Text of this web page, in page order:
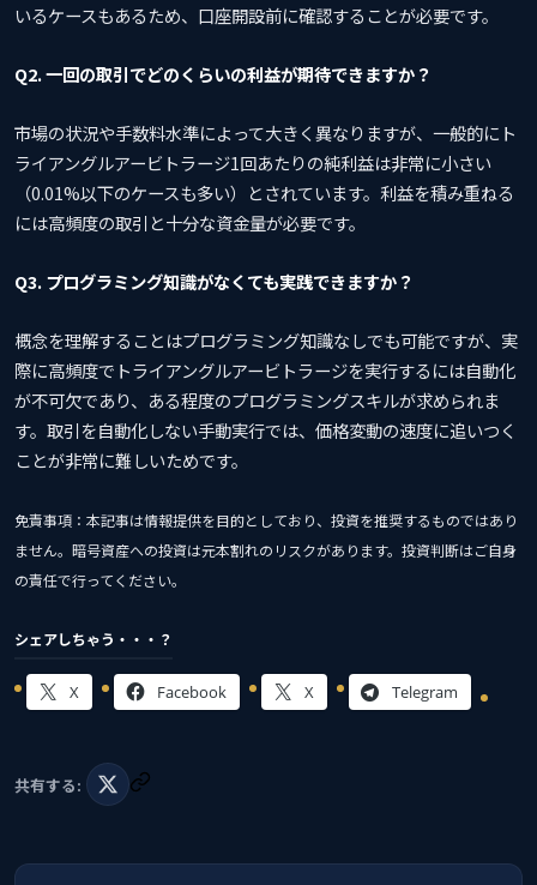
いるケースもあるため、口座開設前に確認することが必要です。
Q2. 一回の取引でどのくらいの利益が期待できますか？
市場の状況や手数料水準によって大きく異なりますが、一般的にト
ライアングルアービトラージ1回あたりの純利益は非常に小さい
（0.01%以下のケースも多い）とされています。利益を積み重ねる
には高頻度の取引と十分な資金量が必要です。
Q3. プログラミング知識がなくても実践できますか？
概念を理解することはプログラミング知識なしでも可能ですが、実
際に高頻度でトライアングルアービトラージを実行するには自動化
が不可欠であり、ある程度のプログラミングスキルが求められま
す。取引を自動化しない手動実行では、価格変動の速度に追いつく
ことが非常に難しいためです。
免責事項：本記事は情報提供を目的としており、投資を推奨するものではあり
ません。暗号資産への投資は元本割れのリスクがあります。投資判断はご自身
の責任で行ってください。
シェアしちゃう・・・？
X Facebook X Telegram
共有する: